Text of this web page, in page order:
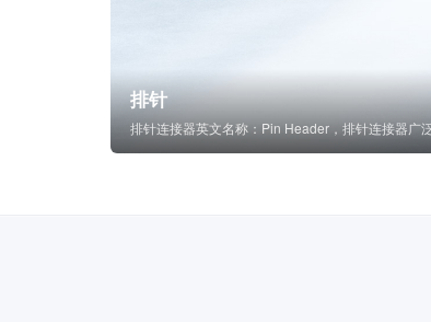
排针
排针连接器英文名称：Pin Header，排针连接器广